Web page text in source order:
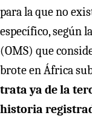
para la que no
específico, según
(OMS) que
brote en África
trata ya de la
historia